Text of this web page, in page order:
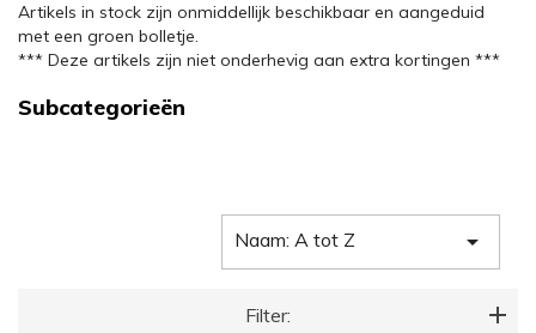
Artikels in stock zijn onmiddellijk beschikbaar en aangeduid
met een groen bolletje.
*** Deze artikels zijn niet onderhevig aan extra kortingen ***
Subcategorieën
Naam: A tot Z 
Filter: